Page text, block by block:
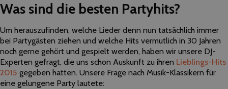
Was sind die besten Partyhits?
Um herauszufinden, welche Lieder denn nun tatsächlich immer
bei Partygästen ziehen und welche Hits vermutlich in 30 Jahren
noch gerne gehört und gespielt werden, haben wir unsere DJ-
Experten gefragt, die uns schon Auskunft zu ihren Lieblings-Hits
2015 gegeben hatten. Unsere Frage nach Musik-Klassikern für
eine gelungene Party lautete: